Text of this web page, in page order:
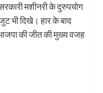
मशीनरी के दुरुपयोग
भी दिखे। हार के बाद
की जीत की मुख्य वजह